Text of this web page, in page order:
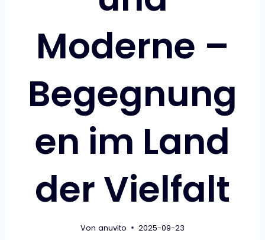
Moderne –
Begegnung
en im Land
der Vielfalt
Von anuvito 2025-09-23